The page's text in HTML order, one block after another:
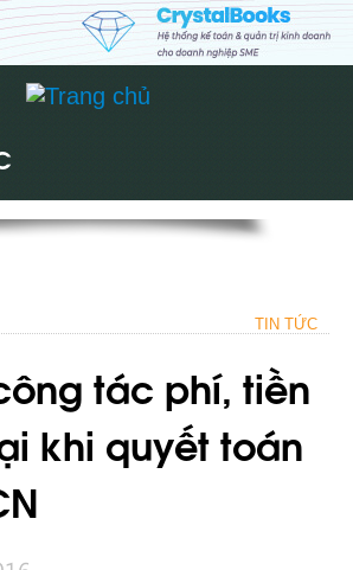
TIN TỨC
tác phí, tiền
khi quyết toán